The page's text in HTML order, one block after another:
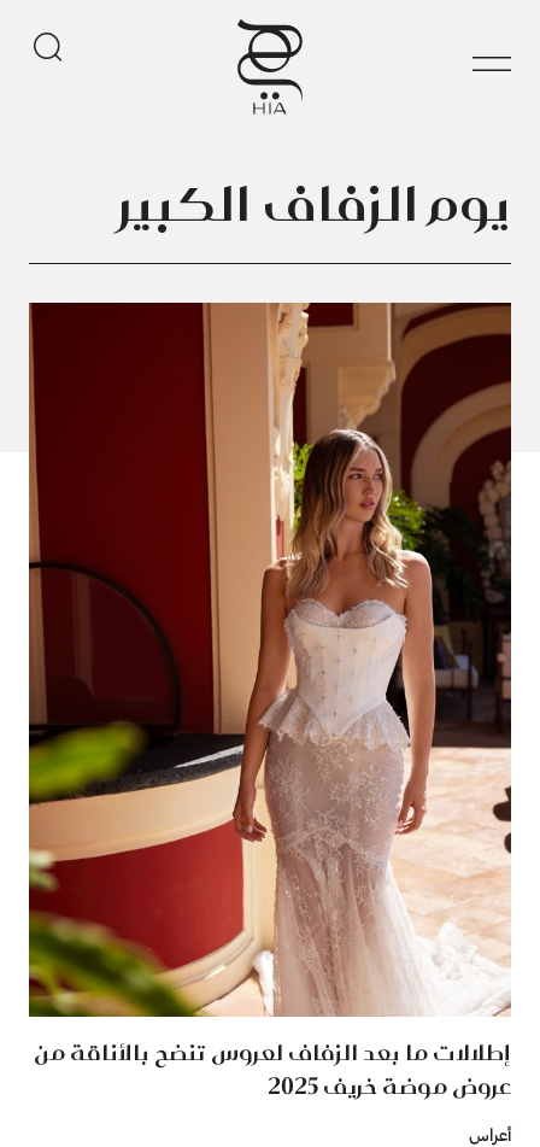
يوم الزفاف الكبير
إطلالات ما بعد الزفاف لعروس تنضح بالأناقة من
عروض موضة خريف 2025
أعراس